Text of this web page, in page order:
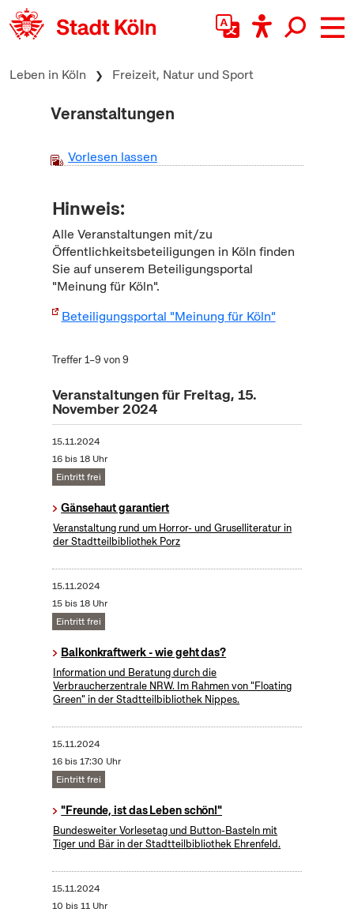
zum Inhalt springen
Leben in Köln Freizeit, Natur und Sport
Veranstaltungen
Vorlesen lassen
Hinweis:
Alle Veranstaltungen mit/zu
Öffentlichkeitsbeteiligungen in Köln finden
Sie auf unserem Beteiligungsportal
"Meinung für Köln".
Beteiligungsportal "Meinung für Köln"
Treffer 1–9 von 9
Veranstaltungen für Freitag, 15.
November 2024
15.11.2024
16 bis 18 Uhr
Eintritt frei
Gänsehaut garantiert
Veranstaltung rund um Horror- und Gruselliteratur in
der Stadtteilbibliothek Porz
15.11.2024
15 bis 18 Uhr
Eintritt frei
Balkonkraftwerk - wie geht das?
Information und Beratung durch die
Verbraucherzentrale NRW. Im Rahmen von "Floating
Green" in der Stadtteilbibliothek Nippes.
15.11.2024
16 bis 17:30 Uhr
Eintritt frei
"Freunde, ist das Leben schön!"
Bundesweiter Vorlesetag und Button-Basteln mit
Tiger und Bär in der Stadtteilbibliothek Ehrenfeld.
15.11.2024
10 bis 11 Uhr